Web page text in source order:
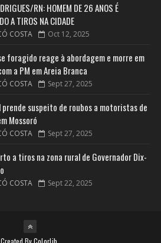
RN: HOMEM DE 26 ANOS É
A TIROS NA CIDADE
COSTA Oct 12, 2025
foragido reage à abordagem e morre em
a PM em Areia Branca
COSTA Sept 27, 2025
suspeito de roubos a motoristas de
Mossoró
COSTA Sept 27, 2025
a tiros na zona rural de Governador Dix-
COSTA Sept 22, 2025
Created ByColorlib